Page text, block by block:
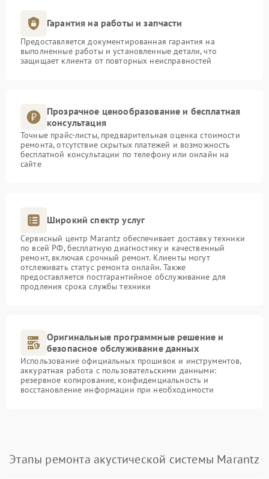
Гарантия на работы и запчасти
Предоставляется документированная гарантия на
выполненные работы и установленные детали, что
защищает клиента от повторных неисправностей
Прозрачное ценообразование и бесплатная
консультация
Точные прайс-листы, предварительная оценка стоимости
ремонта, отсутствие скрытых платежей и возможность
бесплатной консультации по телефону или онлайн на
сайте
Широкий спектр услуг
Сервисный центр Marantz обеспечивает доставку техники
по всей РФ, бесплатную диагностику и качественный
ремонт, включая срочный ремонт. Клиенты могут
отслеживать статус ремонта онлайн. Также
предоставляется постгарантийное обслуживание для
продления срока службы техники
Оригинальные программные решение и
безопасное обслуживание данных
Использование официальных прошивок и инструментов,
аккуратная работа с пользовательскими данными:
резервное копирование, конфиденциальность и
восстановление информации при необходимости
Этапы ремонта акустической системы Marantz